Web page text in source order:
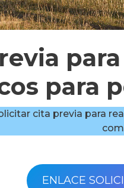
para
cita previa para
ENLACE